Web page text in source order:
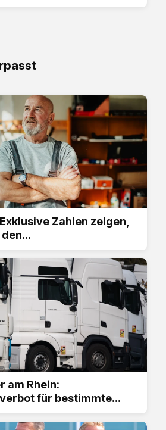
Zahlen zeigen,
am Rhein:
für bestimmte...